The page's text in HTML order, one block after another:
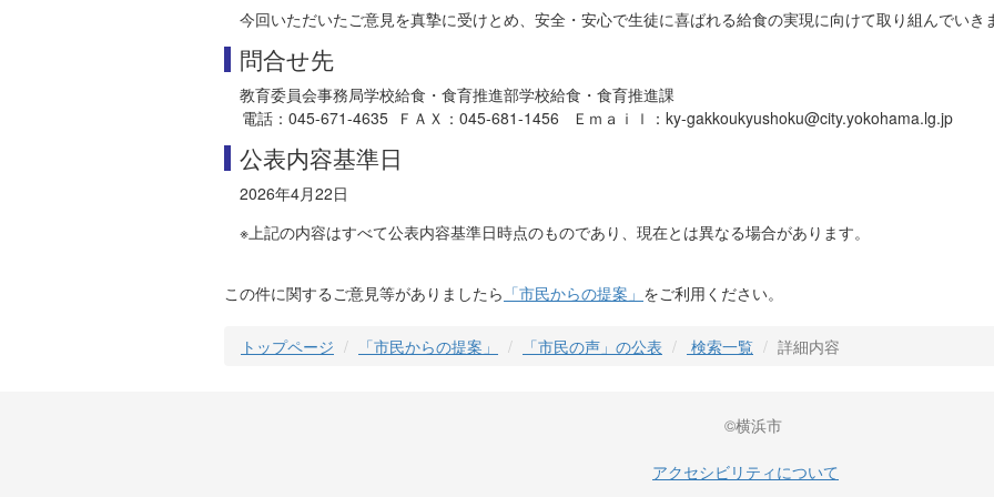
今回いただいたご意見を真摯に受けとめ、安全・安心で生徒に喜ばれる給食の実現に向けて取り組んでいき
問合せ先
教育委員会事務局学校給食・食育推進部学校給食・食育推進課
電話：045-671-4635 ＦＡＸ：045-681-1456 Ｅｍａｉｌ：ky-gakkoukyushoku@city.yokohama.lg.jp
公表内容基準日
2026年4月22日
※上記の内容はすべて公表内容基準日時点のものであり、現在とは異なる場合があります。
この件に関するご意見等がありましたら 「市民からの提案」 をご利用ください。
トップページ 「市民からの提案」 「市民の声」の公表 検索一覧 詳細内容
©横浜市
アクセシビリティについて